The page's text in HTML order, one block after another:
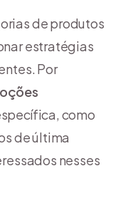
de produtos
estratégias
Por
como
de última
nesses